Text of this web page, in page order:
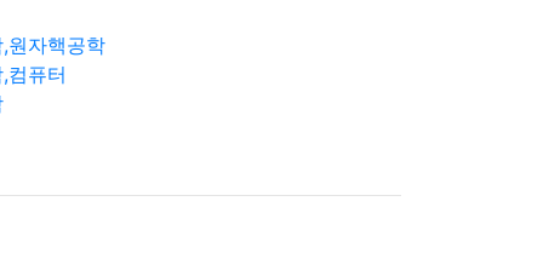
원자핵공학
컴퓨터